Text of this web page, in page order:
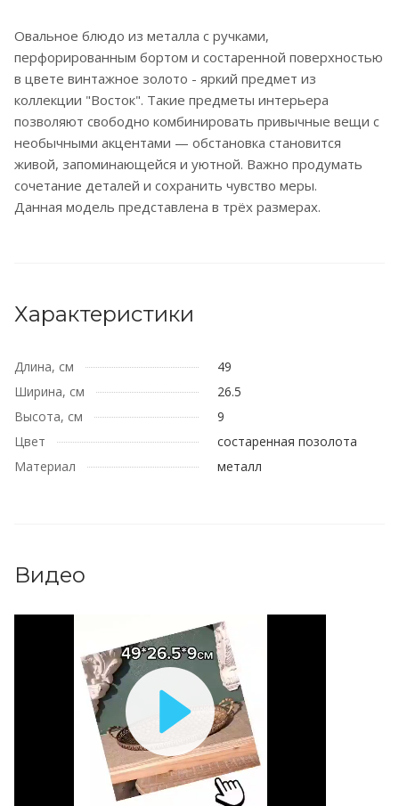
Овальное блюдо из металла с ручками,
перфорированным бортом и состаренной поверхностью
в цвете винтажное золото - яркий предмет из
коллекции "Восток". Такие предметы интерьера
позволяют свободно комбинировать привычные вещи с
необычными акцентами — обстановка становится
живой, запоминающейся и уютной. Важно продумать
сочетание деталей и сохранить чувство меры.
Данная модель представлена в трёх размерах.
Характеристики
Длина, см
49
Ширина, см
26.5
Высота, см
9
Цвет
состаренная позолота
Материал
металл
Видео
Play
Video